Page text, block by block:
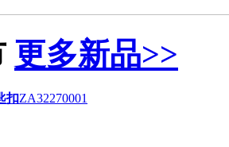
更多新品>>
扣ZA32270001